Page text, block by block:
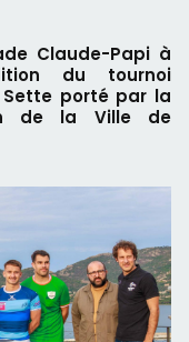
Claude-Papi à
du tournoi
porté par la
de la Ville de